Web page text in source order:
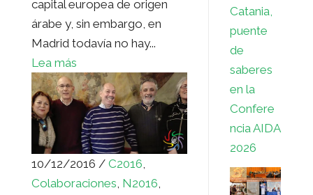
capital europea de origen
árabe y, sin embargo, en
Madrid todavía no hay...
Lea más
10/12/2016 / C2016,
Colaboraciones, N2016,
Catania,
puente
de
saberes
en la
Confere
ncia AIDA
2026